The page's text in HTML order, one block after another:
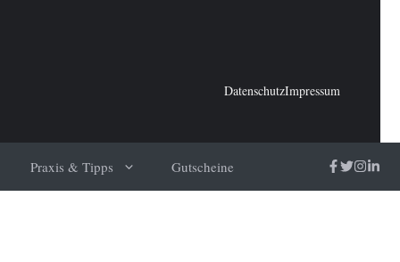
DatenschutzImpressum
Praxis & Tipps Gutscheine